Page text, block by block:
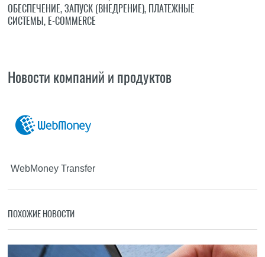
ОБЕСПЕЧЕНИЕ,ЗАПУСК (ВНЕДРЕНИЕ), ПЛАТЕЖНЫЕ
СИСТЕМЫ, E-COMMERCE
Новости компаний и продуктов
WebMoney Transfer
ПОХОЖИЕ НОВОСТИ